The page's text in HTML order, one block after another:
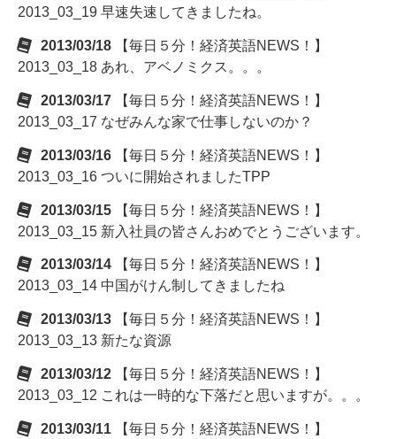
2013_03_19 早速失速してきましたね。
2013/03/18
【毎日５分！経済英語NEWS！】
2013_03_18 あれ、アベノミクス。。。
2013/03/17
【毎日５分！経済英語NEWS！】
2013_03_17 なぜみんな家で仕事しないのか？
2013/03/16
【毎日５分！経済英語NEWS！】
2013_03_16 ついに開始されましたTPP
2013/03/15
【毎日５分！経済英語NEWS！】
2013_03_15 新入社員の皆さんおめでとうございます。
2013/03/14
【毎日５分！経済英語NEWS！】
2013_03_14 中国がけん制してきましたね
2013/03/13
【毎日５分！経済英語NEWS！】
2013_03_13 新たな資源
2013/03/12
【毎日５分！経済英語NEWS！】
2013_03_12 これは一時的な下落だと思いますが。。。
2013/03/11
【毎日５分！経済英語NEWS！】